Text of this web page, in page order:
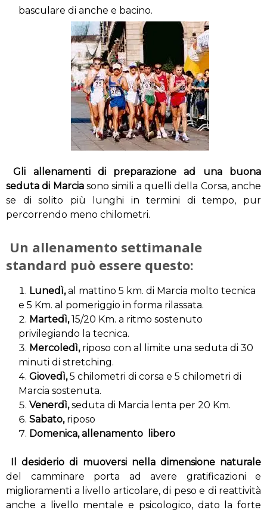
basculare di anche e bacino.
Gli allenamenti di preparazione ad una buona
seduta di Marciasono simili a quelli della Corsa, anche
se di solito più lunghi in termini di tempo, pur
percorrendo meno chilometri.
Un allenamento settimanale
standard può essere questo:
Lunedì,al mattino 5 km. di Marcia molto tecnica
e 5 Km. al pomeriggio in forma rilassata.
Martedì,15/20 Km. a ritmo sostenuto
privilegiando la tecnica.
Mercoledì,riposo con al limite una seduta di 30
minuti di stretching.
Giovedì,5 chilometri di corsa e 5 chilometri di
Marcia sostenuta.
Venerdì,seduta di Marcia lenta per 20 Km.
Sabato,riposo
Domenica, allenamento libero
Il desiderio di muoversi nella dimensione naturale
del camminare porta ad avere gratificazioni e
miglioramenti a livello articolare, di peso e di reattività
anche a livello mentale e psicologico, dato la forte